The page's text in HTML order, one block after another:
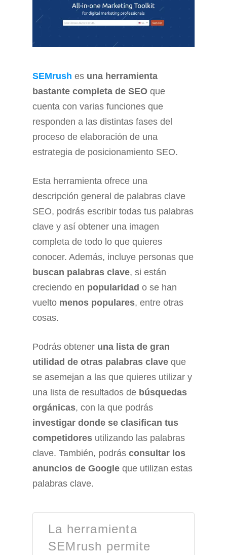
SEMrush es una herramienta
bastante completa de SEO que
cuenta con varias funciones que
responden a las distintas fases del
proceso de elaboración de una
estrategia de posicionamiento SEO.
Esta herramienta ofrece una
descripción general de palabras clave
SEO, podrás escribir todas tus palabras
clave y así obtener una imagen
completa de todo lo que quieres
conocer. Además, incluye personas que
buscan palabras clave, si están
creciendo en popularidad o se han
vuelto menos populares, entre otras
cosas.
Podrás obtener una lista de gran
utilidad de otras palabras clave que
se asemejan a las que quieres utilizar y
una lista de resultados de búsquedas
orgánicas, con la que podrás
investigar donde se clasifican tus
competidores utilizando las palabras
clave. También, podrás consultar los
anuncios de Google que utilizan estas
palabras clave.
La herramienta
SEMrush permite